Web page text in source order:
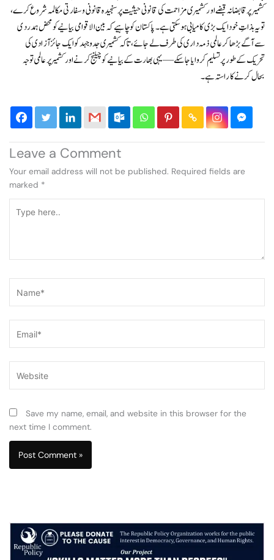
کشمیر پر قابضانہ قبضے اور کشمیری مزاحمت کی قانونی حیثیت پر سنجیدہ قانونی و سفارتی مکالمہ شروع کرے،
تو یہ بذاتِ خود ایک بڑی کامیابی ہو سکتی ہے۔ پاکستان کو چاہیے کہ بین الاقوامی بیانیے کو محض ہمدردی
سے آگے بڑھا کر عالمی ذمہ داری کی طرف لے جائے، تاکہ کشمیری جدوجہد کو ایک جائز آزادی کی
تحریک کے طور پر تسلیم کروایا جا سکے—یہی بھارت کے بیانیے کو چیلنج کرنے اور کشمیر پر عالمی توجہ
بحال کرنے کا راستہ ہے۔
Leave a Comment
Your email address will not be published. Required fields are
marked *
here..
Save my name, email, and website in this browser for the
next time I comment.